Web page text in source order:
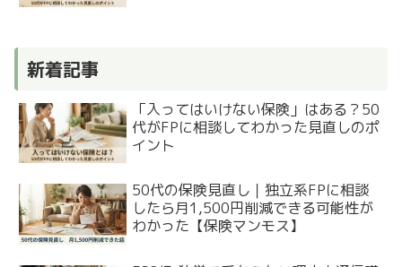
新着記事
「入ってはいけない保険」はある？50
代がFPに相談してわかった見直しのポ
イント
50代の保険見直し｜独立系FPに相談
したら月1,500円削減できる可能性が
わかった【保険マンモス】